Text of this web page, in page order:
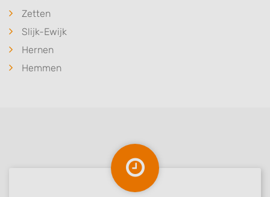
Zetten
Slijk-Ewijk
Hernen
Hemmen